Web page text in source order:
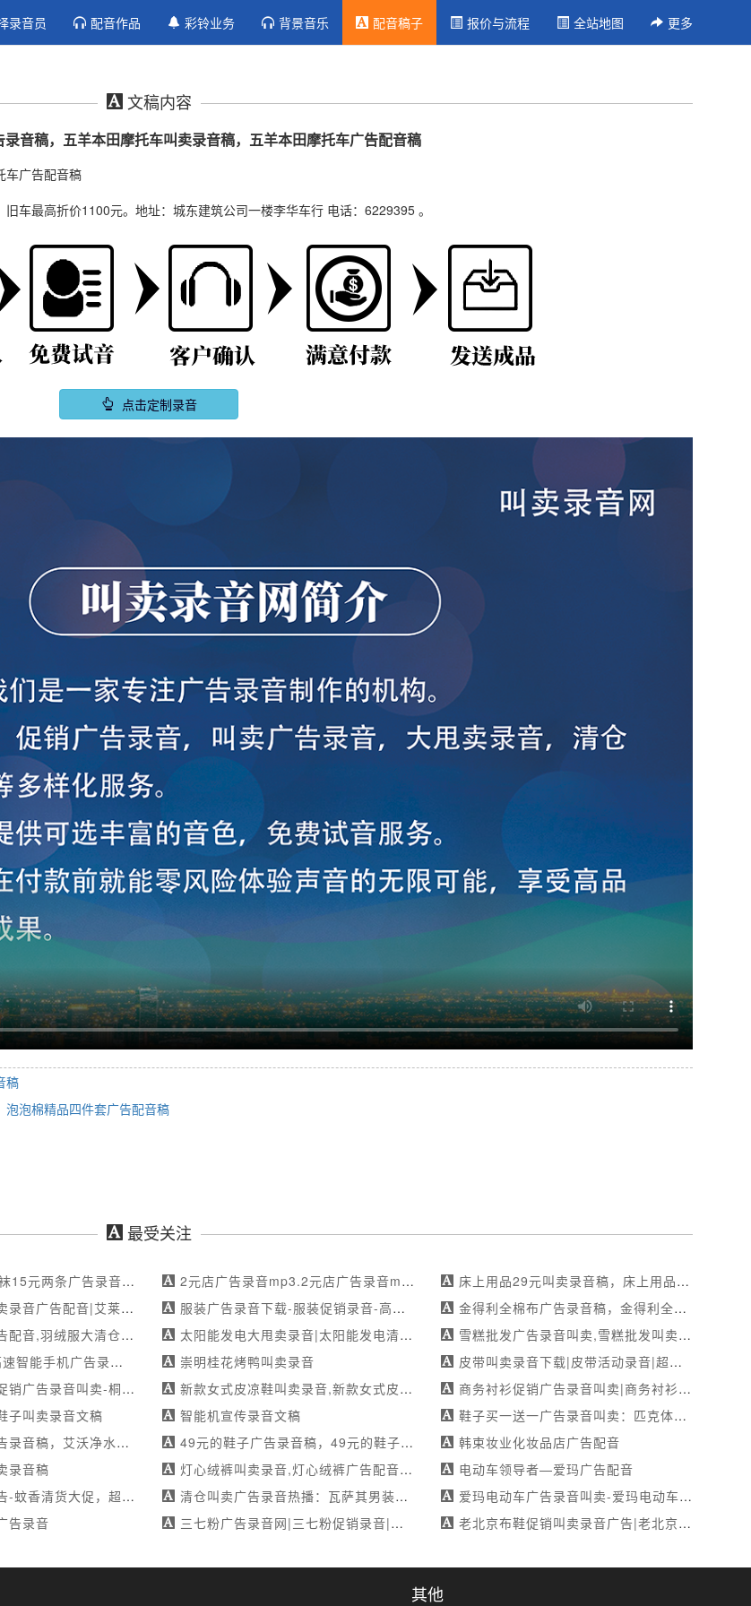
录音员 配音作品 彩铃业务 背景音乐 配音稿子 报价与流程 全站地图 更多
文稿内容
音稿，五羊本田摩托车叫卖录音稿，五羊本田摩托车广告配音稿
车广告配音稿
车最高折价1100元。地址：城东建筑公司一楼李华车行 电话：6229395 。
点击定制录音
稿
泡棉精品四件套广告配音稿
最受关注
袜15元两条叫卖录音稿，吊带衫10元起丝袜15元两条广告配音稿
依羽绒服广告配音|限时特惠-mp3制作
仓广告录音,羽绒服大清仓叫卖录音
能手机叫卖录音稿，5.5寸四核大屏高速智能手机广告配音稿
梓二店盛大开业活动录音-满足不同需求
子叫卖录音文稿
业叫卖录音稿，艾沃净水开业广告配音稿
录音稿
，超值优惠等你来！-专业配音团队
告录音
2元店广告录音mp3.2元店广告录音mp3找叫卖录音网，专业2元店广告录音mp3
服装广告录音下载-服装促销录音-高村世纪隆换季清仓大促销
太阳能发电大甩卖录音|太阳能发电清仓录音|超值优惠，限时抢购！-玉秀文化-真人试音
崇明桂花烤鸭叫卖录音
新款女式皮凉鞋叫卖录音,新款女式皮凉鞋广告配音,新款女式皮凉鞋广告录音
智能机宣传录音文稿
49元的鞋子广告录音稿，49元的鞋子叫卖录音稿，49元的鞋子广告配音稿
灯心绒裤叫卖录音,灯心绒裤广告配音,灯心绒裤广告录音
清仓叫卖广告录音热播：瓦萨其男装夏季大放送，秋季新款来袭
三七粉广告录音网|三七粉促销录音|高品质三七粉，健康每一天-录音棚制作
床上用品29元叫卖录音稿，床上用品29元广告录音稿，床上用品29元广告配音稿
金得利全棉布广告录音稿，金得利全棉布叫卖录音稿，金得利全棉布广告配音稿
雪糕批发广告录音叫卖,雪糕批发叫卖配音录音,雪糕批发叫卖录音广告
皮带叫卖录音下载|皮带活动录音|超值优惠，限时抢购！-专业承接各类广告录制作
商务衬衫促销广告录音叫卖|商务衬衫广告录音叫卖|全城震撼价-mp3制作
鞋子买一送一广告录音叫卖：匹克体育换季特卖，麻辣串也叫卖不停！
韩束妆业化妆品店广告配音
电动车领导者—爱玛广告配音
爱玛电动车广告录音叫卖-爱玛电动车处理录音-全球销量领先品牌
老北京布鞋促销叫卖录音广告|老北京布鞋清仓录音特惠大放送-免费试音
其他